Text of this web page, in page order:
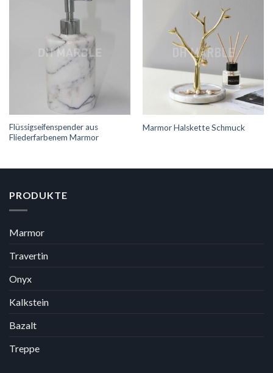
Flüssigseifenspender aus
Fliederfarbenem Marmor
Marmor Halskette Schmuck
PRODUKTE
Marmor
Travertin
Onyx
Kalkstein
Bazalt
Treppe